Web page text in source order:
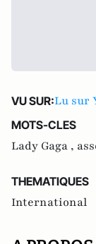
VU SUR:Lu sur
MOTS-CLES
Lady Gaga ,
THEMATIQUES
International